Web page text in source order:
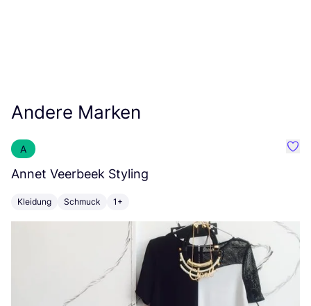
Andere Marken
A
Annet Veerbeek Styling
Kleidung Schmuck 1+